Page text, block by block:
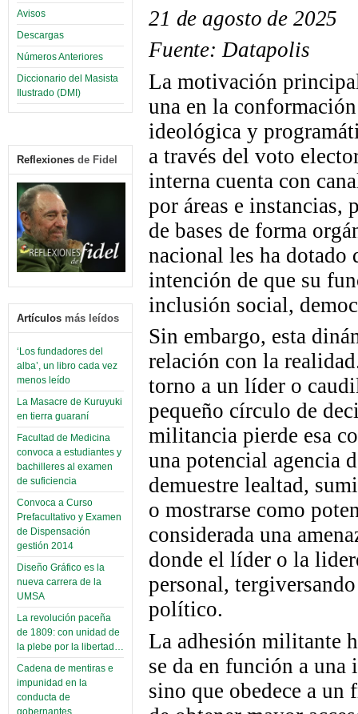
Avisos
Descargas
Números Anteriores
Diccionario del Masista
Ilustrado (DMI)
Reflexiones de Fidel
Artículos más leídos
‘Los fundadores del
alba’, un libro cada vez
menos leído
La Masacre de Kuruyuki
en tierra guaraní
Facultad de Medicina
convoca a estudiantes y
bachilleres al examen
de suficiencia
Convoca a Curso
Prefacultativo y Examen
de Dispensación
gestión 2014
Diseño Gráfico es la
nueva carrera de la
UMSA
La revolución paceña
de 1809: con unidad de
la plebe por la libertad…
Cadena de mentiras e
impunidad en la
conducta de
gobernantes
21 de agosto de 2025
Fuente:Datapolis
La motivación
una en la
ideológica y
a través del voto
interna cuenta con
por áreas e
de bases de forma
nacional les ha dotado
intención de que su
inclusión social,
Sin embargo, esta
relación con la
torno a un líder o
pequeño círculo de
militancia pierde esa
una potencial agencia
demuestre lealtad,
o mostrarse como
considerada una
donde el líder o la
personal,
político.
La adhesión militante
se da en función a
sino que obedece a